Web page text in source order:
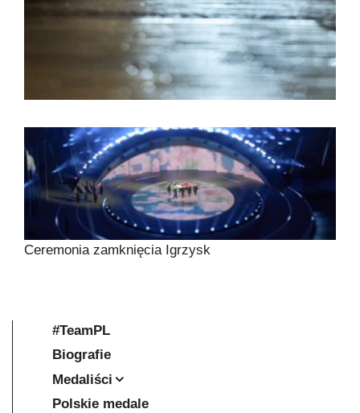
Ceremonia zamknięcia Igrzysk
#TeamPL
Biografie
Medaliści
Polskie medale